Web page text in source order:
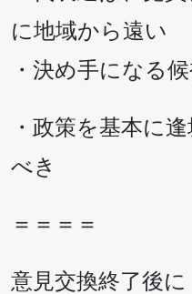
に地域から遠い
・決め手になる
・政策を基本に
べき
＝＝＝＝
意見交換終了後に